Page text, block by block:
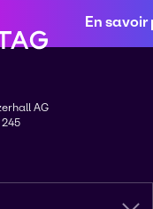
En savoir
AG